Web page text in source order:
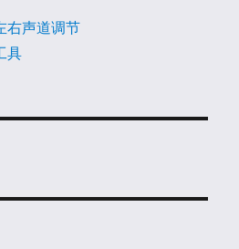
右声道调节
具